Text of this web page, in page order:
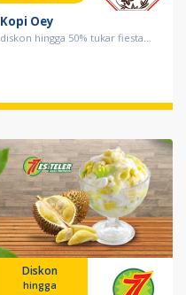
Kopi Oey
diskon hingga 50% tukar fiesta...
Diskon
hingga